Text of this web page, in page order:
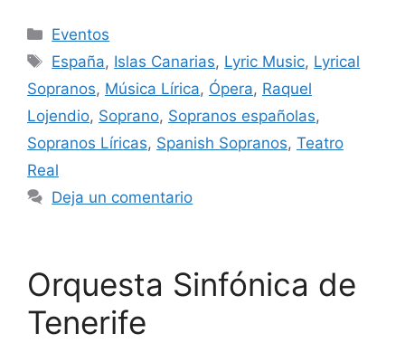
Eventos
España, Islas Canarias, Lyric Music, Lyrical
Sopranos, Música Lírica, Ópera, Raquel
Lojendio, Soprano, Sopranos españolas,
Sopranos Líricas, Spanish Sopranos, Teatro
Real
Deja un comentario
Orquesta Sinfónica de
Tenerife